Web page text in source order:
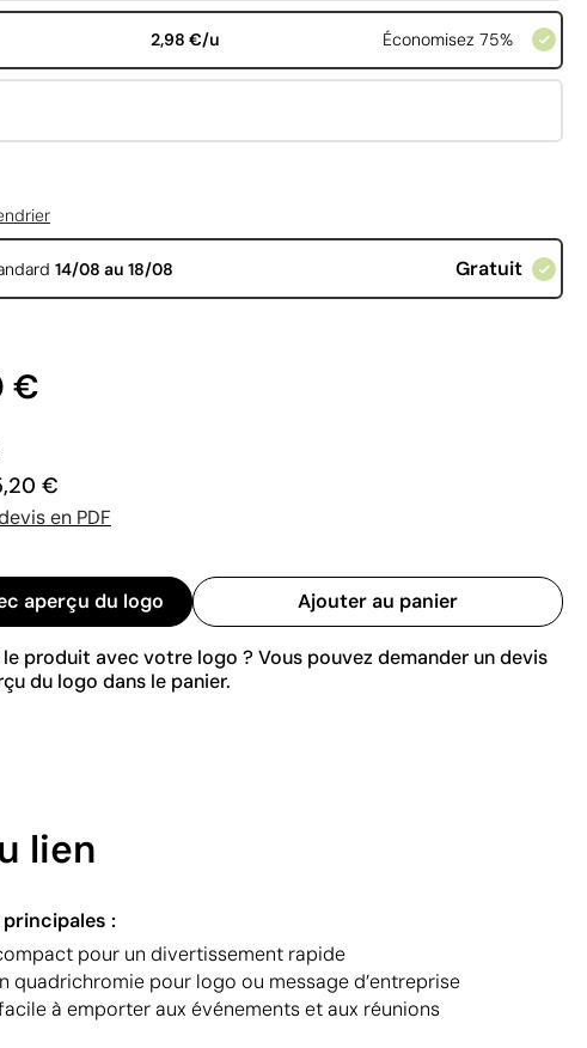
2,98 €/u Économisez 75%
14/08 au 18/08 Gratuit
€
€
en PDF
aperçu du logo Ajouter au panier
produit avec votre logo ? Vous pouvez demander un devis
du logo dans le panier.
lien
:
pour un divertissement rapide
quadrichromie pour logo ou message d’entreprise
à emporter aux événements et aux réunions